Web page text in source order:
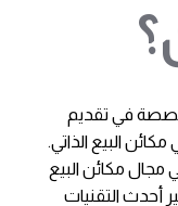
ﻓﻲ ﺗﻘﺪﻳﻢ
اﻟﺒﻴﻊ اﻟﺬاﺗﻲ.
مجال مكائن البيع
أحدث التقنيات